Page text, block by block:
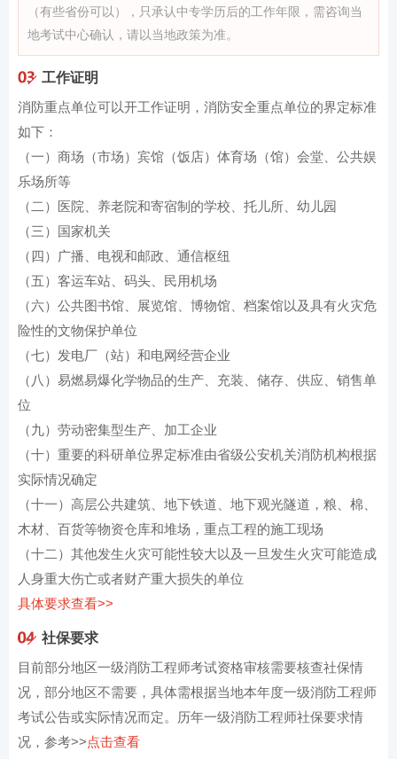
（有些省份可以），只承认中专学历后的工作年限，需咨询当
地考试中心确认，请以当地政策为准。
工作证明
消防重点单位可以开工作证明，消防安全重点单位的界定标准
如下：
（一）商场（市场）宾馆（饭店）体育场（馆）会堂、公共娱
乐场所等
（二）医院、养老院和寄宿制的学校、托儿所、幼儿园
（三）国家机关
（四）广播、电视和邮政、通信枢纽
（五）客运车站、码头、民用机场
（六）公共图书馆、展览馆、博物馆、档案馆以及具有火灾危
险性的文物保护单位
（七）发电厂（站）和电网经营企业
（八）易燃易爆化学物品的生产、充装、储存、供应、销售单
位
（九）劳动密集型生产、加工企业
（十）重要的科研单位界定标准由省级公安机关消防机构根据
实际情况确定
（十一）高层公共建筑、地下铁道、地下观光隧道，粮、棉、
木材、百货等物资仓库和堆场，重点工程的施工现场
（十二）其他发生火灾可能性较大以及一旦发生火灾可能造成
人身重大伤亡或者财产重大损失的单位
具体要求查看>>
社保要求
目前部分地区一级消防工程师考试资格审核需要核查社保情
况，部分地区不需要，具体需根据当地本年度一级消防工程师
考试公告或实际情况而定。历年一级消防工程师社保要求情
况，参考>>点击查看